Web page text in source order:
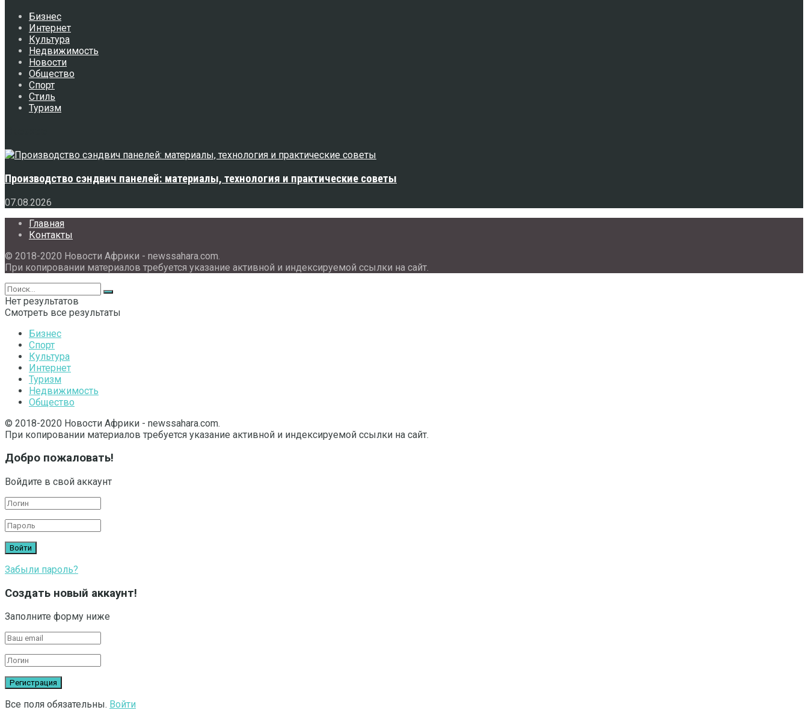
Бизнес
Интернет
Культура
Недвижимость
Новости
Общество
Спорт
Стиль
Туризм
Производство сэндвич панелей: материалы, технология и практические советы
07.08.2026
Главная
Контакты
© 2018-2020 Новости Африки - newssahara.com.
При копировании материалов требуется указание активной и индексируемой ссылки на сайт.
Нет результатов
Смотреть все результаты
Бизнес
Спорт
Культура
Интернет
Туризм
Недвижимость
Общество
© 2018-2020 Новости Африки - newssahara.com.
При копировании материалов требуется указание активной и индексируемой ссылки на сайт.
Добро пожаловать!
Войдите в свой аккаунт
Забыли пароль?
Создать новый аккаунт!
Заполните форму ниже
Все поля обязательны. Войти